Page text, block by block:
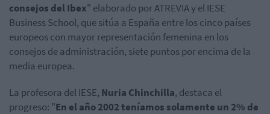
consejos del Ibex" elaborado por ATREVIA y el IESE
Business School, que sitúa a España entre los cinco países
europeos con mayor representación femenina en los
consejos de administración, siete puntos por encima de la
media europea.
La profesora del IESE, Nuria Chinchilla, destaca el
progreso: "En el año 2002 teníamos solamente un 2% de